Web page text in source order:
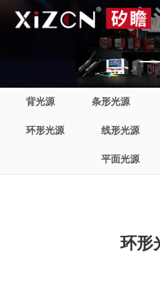
光
背光源 条形光源
环形光源 线形光源
平面光源
环形